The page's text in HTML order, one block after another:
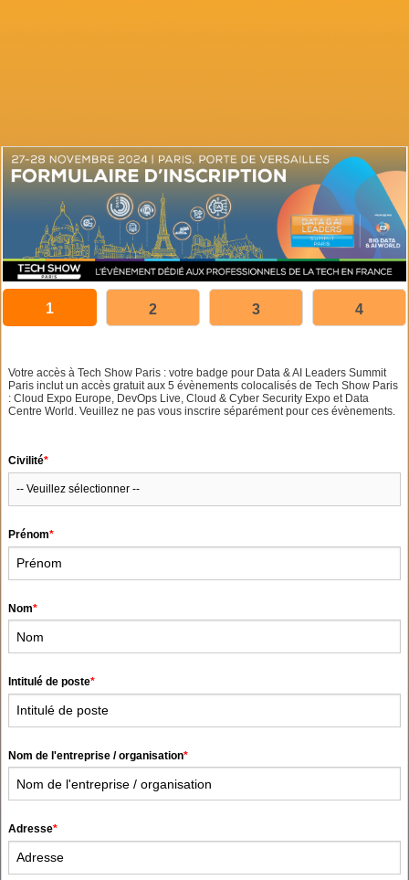
1 2 3 4
Votre accès à Tech Show Paris : votre badge pour Data & AI Leaders Summit
Paris inclut un accès gratuit aux 5 évènements colocalisés de Tech Show Paris
: Cloud Expo Europe, DevOps Live, Cloud & Cyber Security Expo et Data
Centre World. Veuillez ne pas vous inscrire séparément pour ces évènements.
Civilité*
Prénom*
Nom*
Intitulé de poste*
Nom de l'entreprise / organisation*
Adresse*